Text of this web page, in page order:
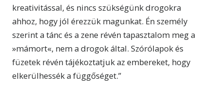
kreativitással, és nincs szükségünk drogokra
ahhoz, hogy jól érezzük magunkat. Én személy
szerint a tánc és a zene révén tapasztalom meg a
»mámort«, nem a drogok által. Szórólapok és
füzetek révén tájékoztatjuk az embereket, hogy
elkerülhessék a függőséget.”